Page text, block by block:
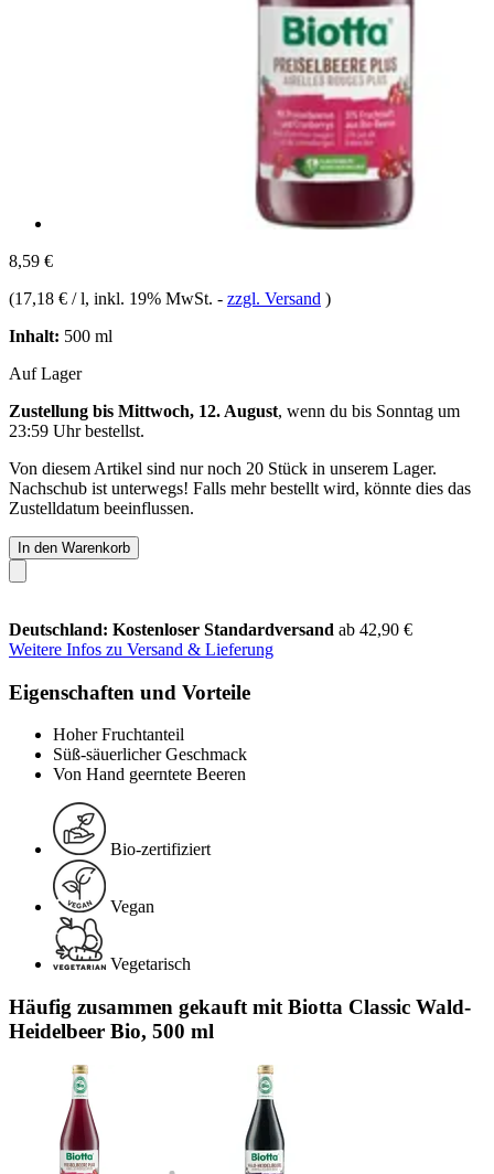
8,59 €
(17,18 € / l, inkl. 19% MwSt. - zzgl. Versand )
Inhalt: 500 ml
Auf Lager
Zustellung bis Mittwoch, 12. August, wenn du bis Sonntag um
23:59 Uhrbestellst.
Von diesem Artikel sind nur noch 20 Stück in unserem Lager.
Nachschub ist unterwegs! Falls mehr bestellt wird, könnte dies das
Zustelldatum beeinflussen.
In den Warenkorb
Deutschland: Kostenloser Standardversand ab 42,90 €
Weitere Infos zu Versand & Lieferung
Eigenschaften und Vorteile
Hoher Fruchtanteil
Süß-säuerlicher Geschmack
Von Hand geerntete Beeren
Bio-zertifiziert
Vegan
Vegetarisch
Häufig zusammen gekauft mit Biotta Classic Wald-
Heidelbeer Bio, 500 ml